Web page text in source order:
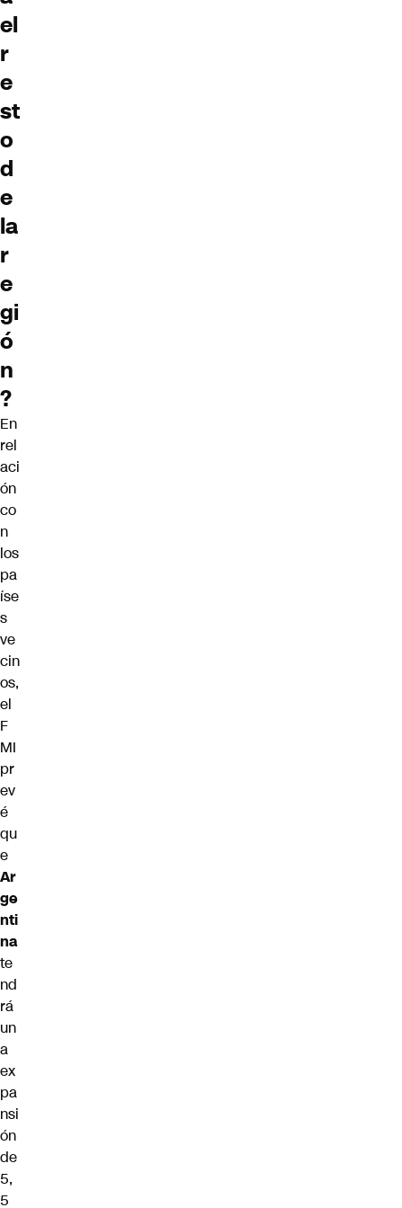
el
r
e
st
o
d
e
la
r
e
gi
ó
n
?
En
rel
aci
ón
co
n
los
pa
íse
s
ve
cin
os,
el
F
MI
pr
ev
é
qu
e
Ar
ge
nti
na
te
nd
rá
un
a
ex
pa
nsi
ón
de
5,
5